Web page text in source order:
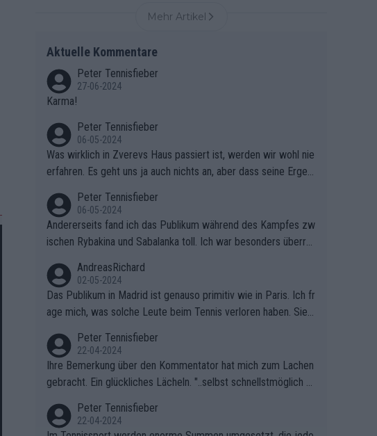
Mehr Artikel
Aktuelle Kommentare
Peter Tennisfieber
27-06-2024
Karma!
Peter Tennisfieber
06-05-2024
Was wirklich in Zverevs Haus passiert ist, werden wir wohl nie
erfahren. Es geht uns ja auch nichts an, aber dass seine Ergeb
Peter Tennisfieber
06-05-2024
Andererseits fand ich das Publikum während des Kampfes zw
ischen Rybakina und Sabalanka toll. Ich war besonders überras
AndreasRichard
02-05-2024
Das Publikum in Madrid ist genauso primitiv wie in Paris. Ich fr
age mich, was solche Leute beim Tennis verloren haben. Sie s
ben.
Peter Tennisfieber
22-04-2024
Ihre Bemerkung über den Kommentator hat mich zum Lachen
gebracht. Ein glückliches Lächeln. "..selbst schnellstmöglich na
Peter Tennisfieber
22-04-2024